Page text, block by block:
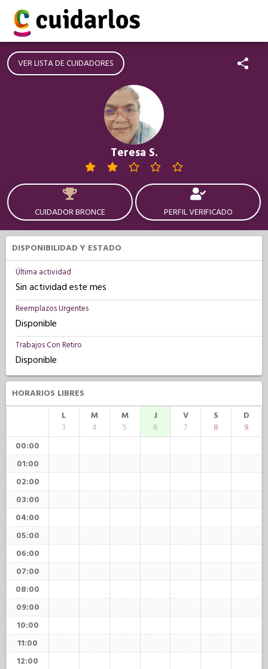
VER LISTA DE CUIDADORES
Teresa S.
CUIDADOR BRONCE PERFIL VERIFICADO
DISPONIBILIDAD Y ESTADO
Última actividad
Sin actividad este mes
Reemplazos Urgentes
Disponible
Trabajos Con Retiro
Disponible
HORARIOS LIBRES
L
3
M
4
M
5
J
6
V
7
S
8
D
9
00:00
01:00
02:00
03:00
04:00
05:00
06:00
07:00
08:00
09:00
10:00
11:00
12:00